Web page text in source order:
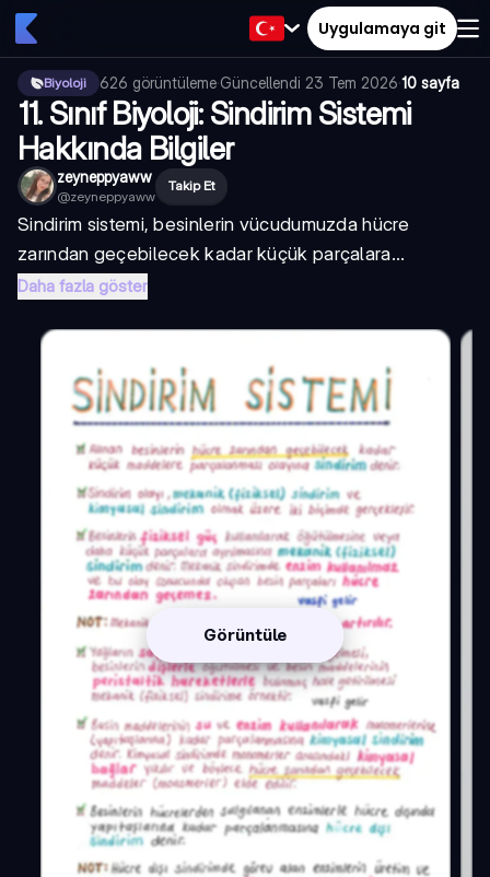
Uygulamaya git
Biyoloji 626 görüntüleme·Güncellendi 23 Tem 2026·10 sayfa
11. Sınıf Biyoloji: Sindirim Sistemi
Hakkında Bilgiler
zeyneppyaww
@zeyneppyaww
Takip Et
Sindirim sistemi, besinlerin vücudumuzda hücre
zarından geçebilecek kadar küçük parçalara...
Daha fazla göster
Görüntüle